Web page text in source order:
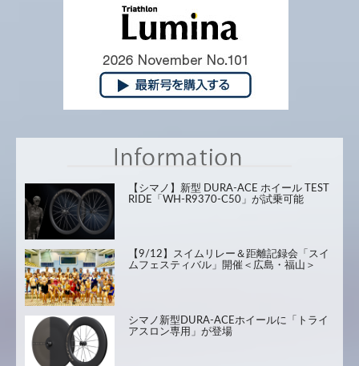
【シマノ】新型 DURA-ACE ホイール TEST
RIDE「WH-R9370-C50」が試乗可能
【9/12】スイムリレー＆距離記録会「スイ
ムフェスティバル」開催＜広島・福山＞
シマノ新型DURA-ACEホイールに「トライ
アスロン専用」が登場